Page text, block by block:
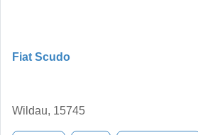
Fiat Scudo
Wildau, 15745